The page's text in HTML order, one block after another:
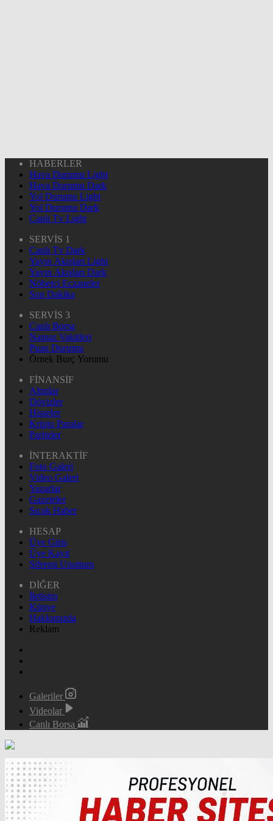
HABERLER
Hava Durumu Light
Hava Durumu Dark
Yol Durumu Light
Yol Durumu Dark
Canlı Tv Light
SERVİS 1
Canlı Tv Dark
Yayın Akışları Light
Yayın Akışları Dark
Nöbetçi Eczaneler
Son Dakika
SERVİS 3
Canlı Borsa
Namaz Vakitleri
Puan Durumu
Örnek Burç Yorumu
FİNANSİF
Altınlar
Dövizler
Hisseler
Kripto Paralar
Pariteler
İNTERAKTİF
Foto Galeri
Video Galeri
Yazarlar
Gazeteler
Sıcak Haber
HESAP
Üye Giriş
Üye Kayıt
Şifremi Unuttum
DİĞER
İletişim
Künye
Hakkımızda
Reklam
Galeriler
Videolar
Canlı Borsa